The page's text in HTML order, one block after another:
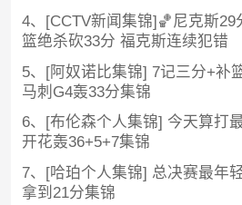
4、[CCTV新闻集锦]🏀尼克斯29
篮绝杀砍33分 福克斯连续犯错
5、[阿奴诺比集锦] 7记三分+补
马刺G4轰33分集锦
6、[布伦森个人集锦] 今天算打
开花轰36+5+7集锦
7、[哈珀个人集锦] 总决赛最年
拿到21分集锦